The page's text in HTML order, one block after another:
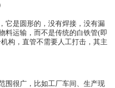
它是圆形的，没有焊接，没有漏
料运输，而不是传统的白铁管(即
构，直管不需要人工打击，其主
围很广，比如工厂车间、生产现